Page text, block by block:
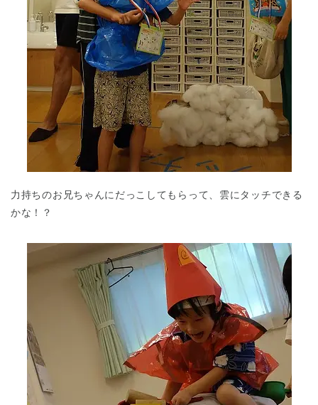
力持ちのお兄ちゃんにだっこしてもらって、雲にタッチできる
かな！？